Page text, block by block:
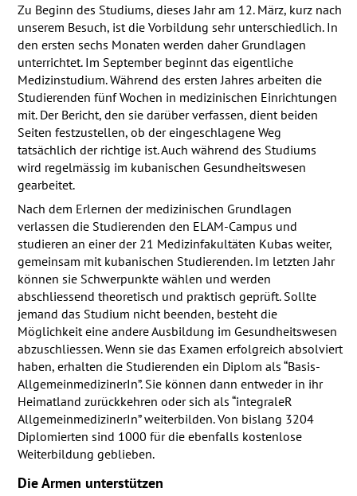
Zu Beginn des Studiums, dieses Jahr am 12. März, kurz nach
unserem Besuch, ist die Vorbildung sehr unterschiedlich. In
den ersten sechs Monaten werden daher Grundlagen
unterrichtet. Im September beginnt das eigentliche
Medizinstudium. Während des ersten Jahres arbeiten die
Studierenden fünf Wochen in medizinischen Einrichtungen
mit. Der Bericht, den sie darüber verfassen, dient beiden
Seiten festzustellen, ob der eingeschlagene Weg
tatsächlich der richtige ist. Auch während des Studiums
wird regelmässig im kubanischen Gesundheitswesen
gearbeitet.
Nach dem Erlernen der medizinischen Grundlagen
verlassen die Studierenden den ELAM-Campus und
studieren an einer der 21 Medizinfakultäten Kubas weiter,
gemeinsam mit kubanischen Studierenden. Im letzten Jahr
können sie Schwerpunkte wählen und werden
abschliessend theoretisch und praktisch geprüft. Sollte
jemand das Studium nicht beenden, besteht die
Möglichkeit eine andere Ausbildung im Gesundheitswesen
abzuschliessen. Wenn sie das Examen erfolgreich absolviert
haben, erhalten die Studierenden ein Diplom als “Basis-
AllgemeinmedizinerIn”. Sie können dann entweder in ihr
Heimatland zurückkehren oder sich als “integraleR
AllgemeinmedizinerIn” weiterbilden. Von bislang 3204
Diplomierten sind 1000 für die ebenfalls kostenlose
Weiterbildung geblieben.
Die Armen unterstützen